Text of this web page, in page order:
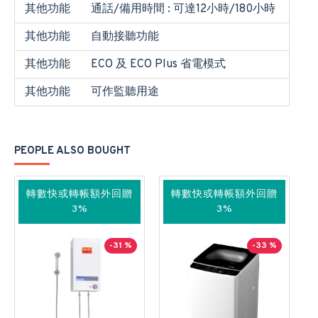
其他功能
通話/備用時間 : 可達12小時/180小時
其他功能
自動接聽功能
其他功能
ECO 及 ECO Plus 省電模式
其他功能
可作監聽用途
PEOPLE ALSO BOUGHT
轉數快或轉帳額外回贈
3%
-31 %
轉數快或轉帳額外回贈
3%
-33 %